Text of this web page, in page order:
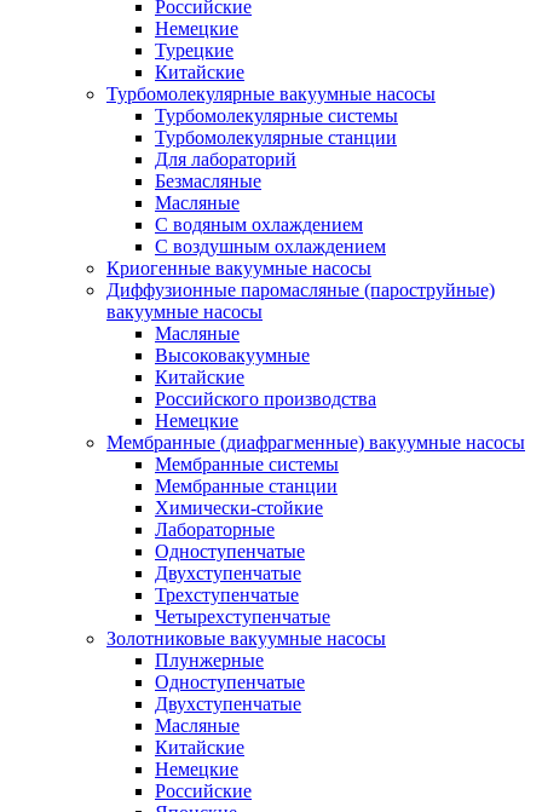
Российские
Немецкие
Турецкие
Китайские
Турбомолекулярные вакуумные насосы
Турбомолекулярные системы
Турбомолекулярные станции
Для лабораторий
Безмасляные
Масляные
C водяным охлаждением
C воздушным охлаждением
Криогенные вакуумные насосы
Диффузионные паромасляные (пароструйные)
вакуумные насосы
Масляные
Высоковакуумные
Китайские
Российского производства
Немецкие
Мембранные (диафрагменные) вакуумные насосы
Мембранные системы
Мембранные станции
Химически-стойкие
Лабораторные
Одноступенчатые
Двухступенчатые
Трехступенчатые
Четырехступенчатые
Золотниковые вакуумные насосы
Плунжерные
Одноступенчатые
Двухступенчатые
Масляные
Китайские
Немецкие
Российские